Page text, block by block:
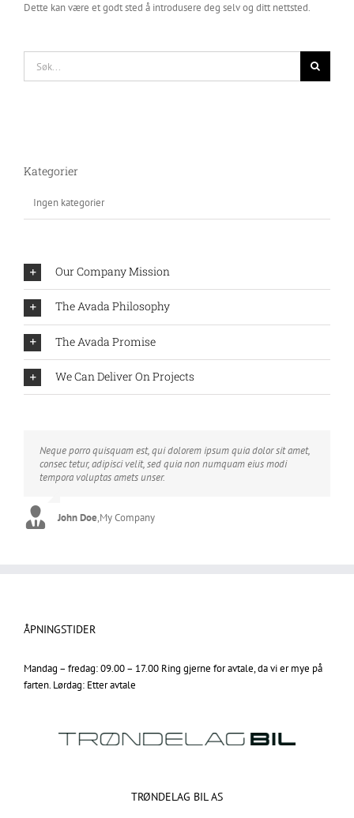
Dette kan være et godt sted å introdusere deg selv og ditt nettsted.
Kategorier
Ingen kategorier
Our Company Mission
The Avada Philosophy
The Avada Promise
We Can Deliver On Projects
Neque porro quisquam est, qui dolorem ipsum quia dolor sit amet,
consec tetur, adipisci velit, sed quia non numquam eius modi
tempora voluptas amets unser.
John Doe,My Company
Aliquam erat volutpat. Quisque at est id ligula facilisis laoreet eget
pulvinar nibh. Suspendisse at ultrices dui. Curabitur ac felis arcu
sadips ipsums fugiats nemis.
Luke Beck,Theme Fusion
ÅPNINGSTIDER
Mandag – fredag: 09.00 – 17.00 Ring gjerne for avtale, da vi er mye på
farten. Lørdag: Etter avtale
TRØNDELAG BIL AS